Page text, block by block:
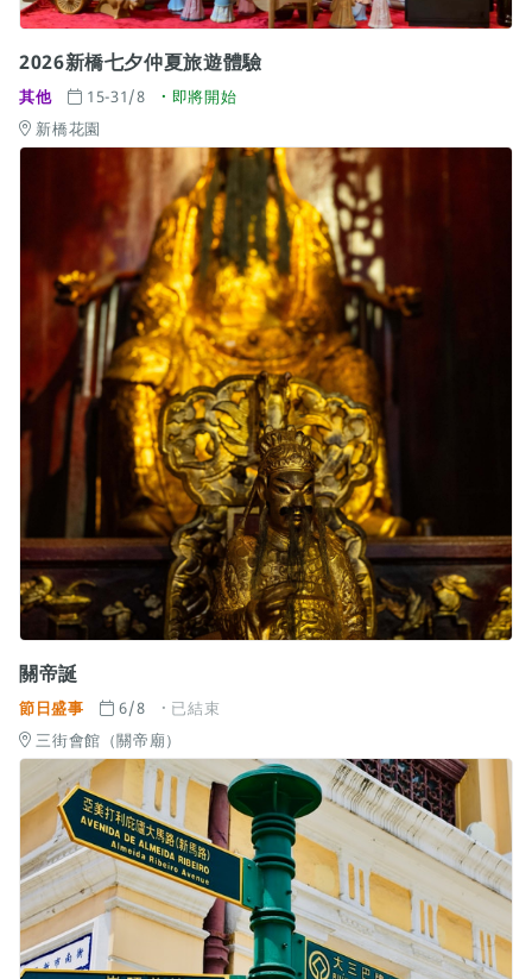
2026新橋七夕仲夏旅遊體驗
其他 15-31/8
即將開始
新橋花園
關帝誕
節日盛事 6/8
已結束
三街會館（關帝廟）